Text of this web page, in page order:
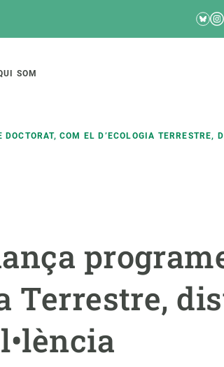
SOM
COM EL D’ECOLOGIA
Terrestre,
ecosistemes
terra
Solucions
Innovació
Política i gestió Demana